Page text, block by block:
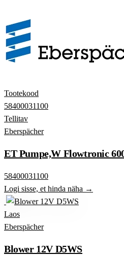
Tootekood
58400031100
Tellitav
Eberspächer
ET Pumpe,W Flowtronic
58400031100
Logi sisse, et hinda näha →
Laos
Eberspächer
Blower 12V D5WS